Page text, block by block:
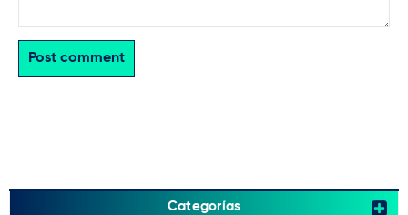
Post comment
Categorías